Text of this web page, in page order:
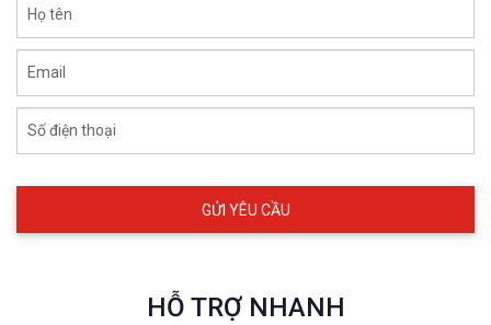
Họ tên
Email
Số điện thoại
HỖ TRỢ NHANH